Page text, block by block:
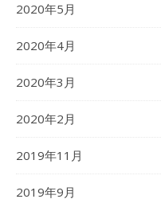
2020年5月
2020年4月
2020年3月
2020年2月
2019年11月
2019年9月